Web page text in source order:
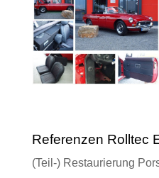
Referenzen Rolltec
(Teil-) Restaurierung